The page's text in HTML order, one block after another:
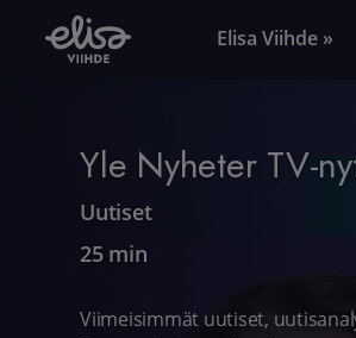
Elisa Viihde »
Yle Nyheter TV-
Uutiset
25 min
Viimeisimmät uutiset,